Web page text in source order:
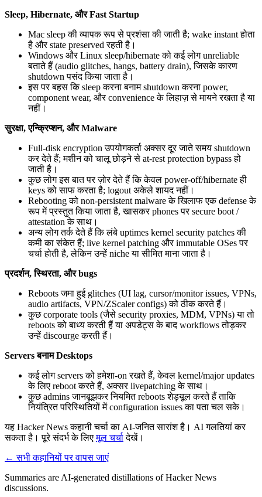
Sleep, Hibernate, और Fast Startup
Mac sleep की व्यापक रूप से प्रशंसा की जाती है; wake instant होता
है और state preserved रहती है।
Windows और Linux sleep/hibernate को कई लोग unreliable
बताते हैं (audio glitches, hangs, battery drain), जिसके कारण
shutdown पसंद किया जाता है।
इस पर बहस कि sleep करना बनाम shutdown करना power,
component wear, और convenience के लिहाज़ से मायने रखता है या
नहीं।
सुरक्षा, एन्क्रिप्शन, और Malware
Full-disk encryption उपयोगकर्ता अक्सर दूर जाते समय shutdown
कर देते हैं; मशीन को चालू छोड़ने से at-rest protection bypass हो
जाती है।
कुछ लोग इस बात पर ज़ोर देते हैं कि केवल power-off/hibernate ही
keys को साफ करता है; logout अकेले शायद नहीं।
Rebooting को non-persistent malware के खिलाफ एक defense के
रूप में प्रस्तुत किया जाता है, खासकर phones पर secure boot /
attestation के साथ।
अन्य लोग तर्क देते हैं कि लंबे uptimes kernel security patches की
कमी का संकेत हैं; live kernel patching और immutable OSes पर
चर्चा होती है, लेकिन उन्हें niche या सीमित माना जाता है।
प्रदर्शन, स्थिरता, और bugs
Reboots जमा हुई glitches (UI lag, cursor/monitor issues, VPNs,
audio artifacts, VPN/ZScaler configs) को ठीक करते हैं।
कुछ corporate tools (जैसे security proxies, MDM, VPNs) या तो
reboots को बाध्य करती हैं या अपडेट्स के बाद workflows तोड़कर
उन्हें discourge करती हैं।
Servers बनाम Desktops
कई लोग servers को हमेशा-on रखते हैं, केवल kernel/major updates
के लिए reboot करते हैं, अक्सर livepatching के साथ।
कुछ admins जानबूझकर नियमित reboots शेड्यूल करते हैं ताकि
नियंत्रित परिस्थितियों में configuration issues का पता चल सके।
यह Hacker News कहानी चर्चा का AI-जनित सारांश है। AI गलतियां कर
सकता है। पूरे संदर्भ के लिएमूल चर्चादेखें।
← सभी कहानियों पर वापस जाएं
Summaries are AI-generated distillations of Hacker News
discussions.